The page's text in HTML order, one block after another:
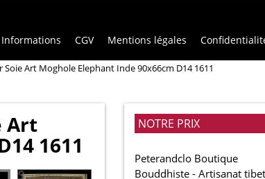
Informations CGV Mentions légales
Art Moghole Elephant Inde 90x66cm D14 1611
Art
1611
NOTRE PRIX
Peterandclo Boutique
Bouddhiste - Artisanat